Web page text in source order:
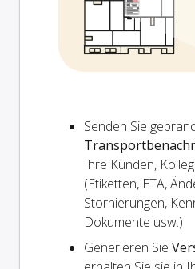
Senden Sie
Ihre Kunden,
(Etiketten, ETA,
Stornierungen,
Dokumente usw.)
Generieren Sie